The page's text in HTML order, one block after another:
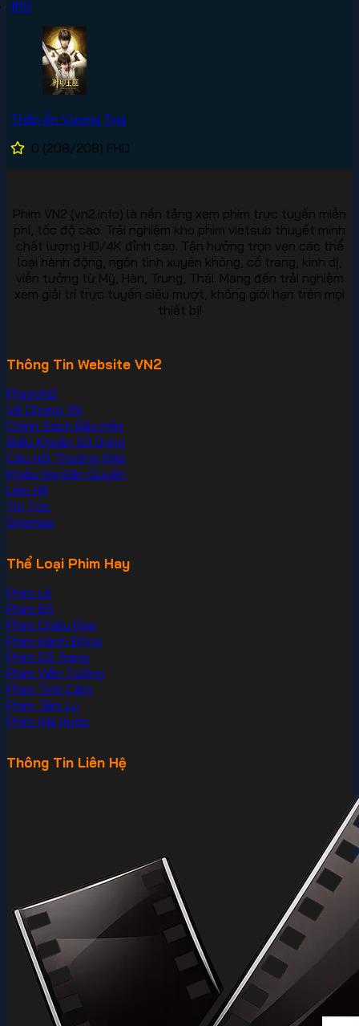
#10
Thần Ấn Vương Tọa
0 (208/208) FHD
Phim VN2 (vn2.info) là nền tảng xem phim trực tuyến miễn
phí, tốc độ cao. Trải nghiệm kho phim vietsub thuyết minh
chất lượng HD/4K đỉnh cao. Tận hưởng trọn vẹn các thể
loại hành động, ngôn tình xuyên không, cổ trang, kinh dị,
viễn tưởng từ Mỹ, Hàn, Trung, Thái. Mang đến trải nghiệm
xem giải trí trực tuyến siêu mượt, không giới hạn trên mọi
thiết bị!
Thông Tin Website VN2
PhimVN2
Về Chúng Tôi
Chính Sách Bảo Mật
Điều Khoản Sử Dụng
Câu Hỏi Thường Gặp
Khiếu Nại Bản Quyền
Liên Hệ
Tin Tức
Sitemap
Thể Loại Phim Hay
Phim Lẻ
Phim Bộ
Phim Chiếu Rạp
Phim Hành Động
Phim Cổ Trang
Phim Viễn Tưởng
Phim Tình Cảm
Phim Tâm Lý
Phim Hài Hước
Thông Tin Liên Hệ